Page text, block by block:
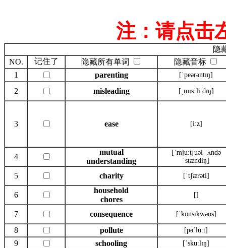
注：请点击
隐
NO.
记住了 隐藏所有单词
隐藏音标
1
parenting [ˈpeərəntɪŋ]
2 misleading [ˌmɪsˈli:dɪŋ]
3 ease [i:z]
4
mutual
understanding
[ˈmju:tʃuəl ˌʌndə
ˈstændiŋ]
5 charity [ˈtʃærəti]
6
household
chores
[]
7 consequence [ˈkɒnsɪkwəns]
8 pollute [pəˈlu:t]
9 schooling [ˈsku:lɪŋ]